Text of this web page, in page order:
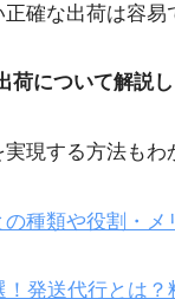
確な出荷は容易
について解説し
現する方法もわ
種類や役割・メ
発送代行とは